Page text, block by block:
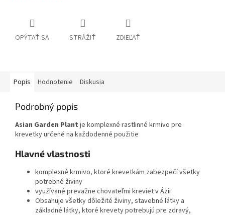
OPÝTAŤ SA STRÁŽIŤ ZDIEĽAŤ
Popis Hodnotenie Diskusia
Podrobný popis
Asian Garden Plant je komplexné rastlinné krmivo pre
krevetky určené na každodenné použitie
Hlavné vlastnosti
komplexné krmivo, ktoré krevetkám zabezpečí všetky
potrebné živiny
využívané prevažne chovateľmi kreviet v Ázii
Obsahuje všetky dôležité živiny, stavebné látky a
základné látky, ktoré krevety potrebujú pre zdravý,